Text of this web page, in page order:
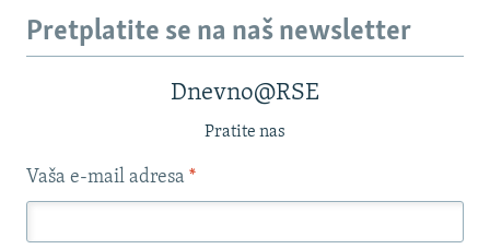
Pretplatite se na naš newsletter
Dnevno@RSE
Pratite nas
Vaša e-mail adresa *